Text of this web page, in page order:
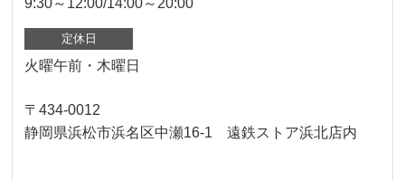
9:30～12:00/14:00～20:00
定休日
火曜午前・木曜日
〒434-0012
静岡県浜松市浜名区中瀬16-1 遠鉄ストア浜北店内